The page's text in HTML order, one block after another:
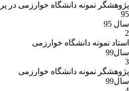
پژوهشگر نمونه دانشگاه خوارزمی در
95
سال 95
2
استاد نمونه دانشگاه خوارزمی
سال99
3
پژوهشگر نمونه دانشگاه خوارزمی
سال99